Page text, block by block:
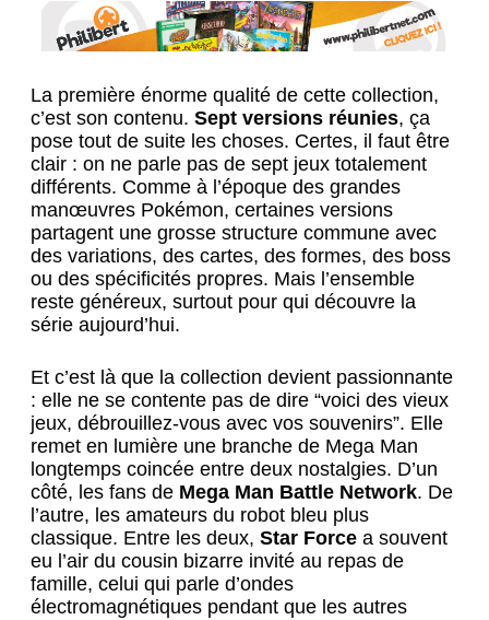
La première énorme qualité de cette collection,
c’est son contenu. Sept versions réunies, ça
pose tout de suite les choses. Certes, il faut être
clair : on ne parle pas de sept jeux totalement
différents. Comme à l’époque des grandes
manœuvres Pokémon, certaines versions
partagent une grosse structure commune avec
des variations, des cartes, des formes, des boss
ou des spécificités propres. Mais l’ensemble
reste généreux, surtout pour qui découvre la
série aujourd’hui.
Et c’est là que la collection devient passionnante
: elle ne se contente pas de dire “voici des vieux
jeux, débrouillez-vous avec vos souvenirs”. Elle
remet en lumière une branche de Mega Man
longtemps coincée entre deux nostalgies. D’un
côté, les fans de Mega Man Battle Network. De
l’autre, les amateurs du robot bleu plus
classique. Entre les deux, Star Forcea souvent
eu l’air du cousin bizarre invité au repas de
famille, celui qui parle d’ondes
électromagnétiques pendant que les autres